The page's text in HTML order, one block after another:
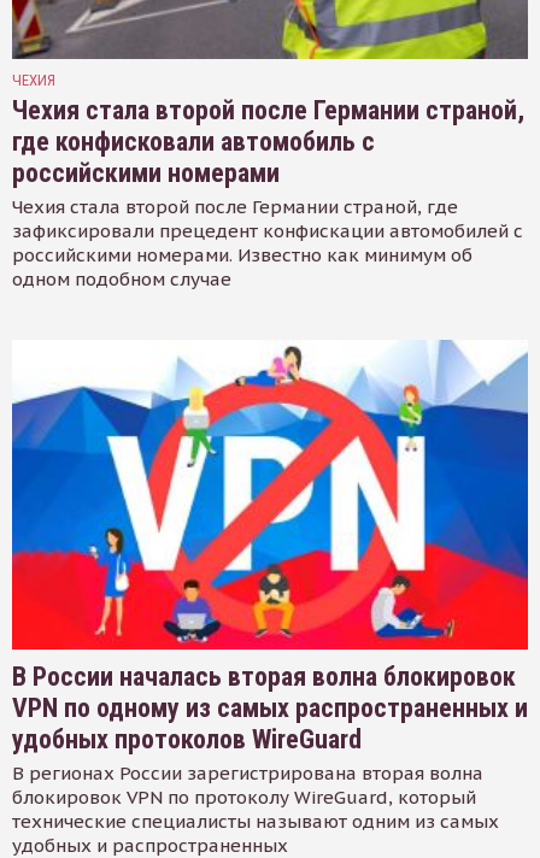
ЧЕХИЯ
Чехия стала второй после Германии страной,
где конфисковали автомобиль с
российскими номерами
Чехия стала второй после Германии страной, где
зафиксировали прецедент конфискации автомобилей с
российскими номерами. Известно как минимум об
одном подобном случае
В России началась вторая волна блокировок
VPN по одному из самых распространенных и
удобных протоколов WireGuard
В регионах России зарегистрирована вторая волна
блокировок VPN по протоколу WireGuard, который
технические специалисты называют одним из самых
удобных и распространенных